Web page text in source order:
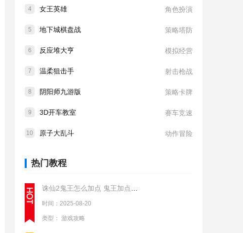
4 女王英雄 角色扮演
5 地下城棋盘战 策略塔防
6 反应堆大亨 模拟经营
7 温柔狙击手 射击枪战
8 阴阳师九游版 策略卡牌
9 3D开车教室 赛车竞速
10 原子大乱斗 动作冒险
热门教程
时间：2025-08-20
类型： 游戏攻略